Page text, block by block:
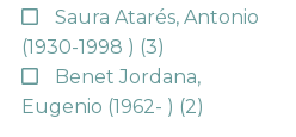
Saura Atarés, Antonio
(1930-1998 ) (3)
Benet Jordana,
Eugenio (1962- ) (2)